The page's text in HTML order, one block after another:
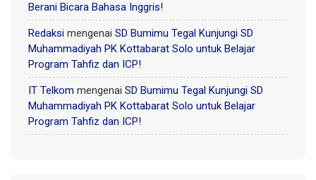
Berani Bicara Bahasa Inggris!
Redaksi mengenai SD Bumimu Tegal Kunjungi SD
Muhammadiyah PK Kottabarat Solo untuk Belajar
Program Tahfiz dan ICP!
IT Telkom mengenai SD Bumimu Tegal Kunjungi SD
Muhammadiyah PK Kottabarat Solo untuk Belajar
Program Tahfiz dan ICP!